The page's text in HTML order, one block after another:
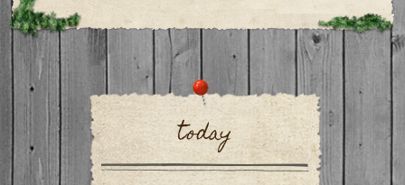
today